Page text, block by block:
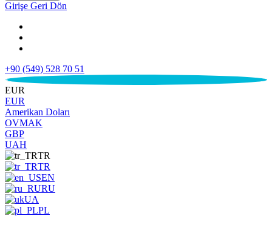
Girişe Geri Dön
+90 (549) 528 70 51
€
EUR
EUR
Amerikan Doları
OVMAK
GBP
UAH
TR
TR
EN
RU
UA
PL